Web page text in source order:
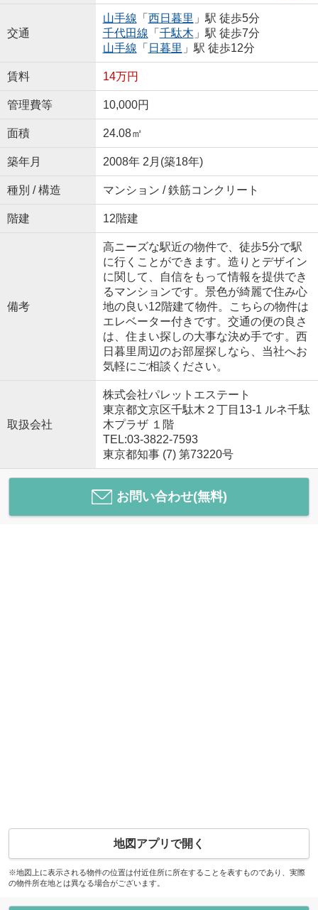
交通
山手線 「 西日暮里 」駅 徒歩5分
千代田線 「 千駄木 」駅 徒歩7分
山手線 「 日暮里 」駅 徒歩12分
賃料 14万円
管理費等 10,000円
面積 24.08㎡
築年月 2008年 2月(築18年)
種別 / 構造 マンション / 鉄筋コンクリート
階建 12階建
備考
高ニーズな駅近の物件で、徒歩5分で駅
に行くことができます。造りとデザイン
に関して、自信をもって情報を提供でき
るマンションです。景色が綺麗で住み心
地の良い12階建て物件。こちらの物件は
エレベーター付きです。交通の便の良さ
は、住まい探しの大事な決め手です。西
日暮里周辺のお部屋探しなら、当社へお
気軽にご相談ください。
取扱会社
株式会社パレットエステート
東京都文京区千駄木２丁目13-1 ルネ千駄
木プラザ １階
TEL:03-3822-7593
東京都知事 (7) 第73220号
お問い合わせ(無料)
地図アプリで開く
※地図上に表示される物件の位置は付近住所に所在することを表すものであり、実際
の物件所在地とは異なる場合がございます。